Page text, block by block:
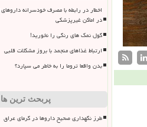
اخطار در رابطه با مصرف خودسرانه داروهای
در اماکن غیرپزشکی
گول نمک های رنگی را نخورید!
ارتباط غذاهای منجمد با بروز مشکلات قلبی
بدن واقعا تروما را به خاطر می سپارد؟
پربحث ترین ها
طرز نگهداری صحیح داروها در گرمای عراق